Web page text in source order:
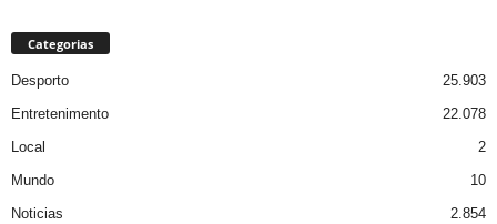
Categorias
Desporto
25.903
Entretenimento
22.078
Local
2
Mundo
10
Noticias
2.854